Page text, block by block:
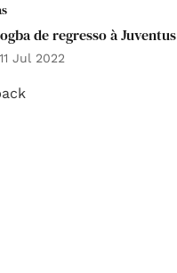
de regresso à Juventus
11 Jul 2022